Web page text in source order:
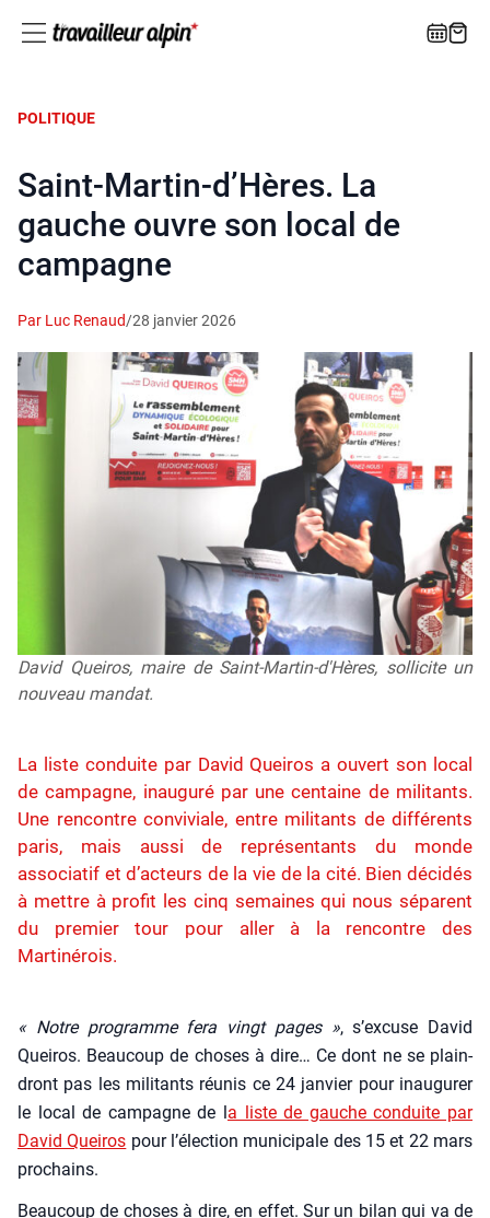
POLITIQUE
Saint-Martin‑d’Hères. La
gauche ouvre son local de
campagne
Par Luc Renaud/28 janvier 2026
David Queiros, maire de Saint-Martin-d'Hères, sollicite un
nouveau mandat.
La liste conduite par David Queiros a ouvert son local
de campagne, inauguré par une centaine de militants.
Une rencontre conviviale, entre militants de différents
paris, mais aussi de représentants du monde
associatif et d’acteurs de la vie de la cité. Bien décidés
à mettre à profit les cinq semaines qui nous séparent
du premier tour pour aller à la rencontre des
Martinérois.
« Notre pro­gramme fera vingt pages », s’excuse David
Quei­ros. Beau­coup de choses à dire… Ce dont ne se plain­
dront pas les mili­tants réunis ce 24 jan­vier pour inau­gu­rer
le local de cam­pagne de l a liste de gauche conduite par
David Quei­ros pour l’élection muni­ci­pale des 15 et 22 mars
pro­chains.
Beau­coup de choses à dire, en effet. Sur un bilan qui va de